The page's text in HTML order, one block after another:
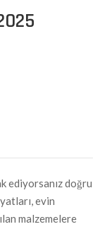
ediyorsanız doğru
evin
malzemelere